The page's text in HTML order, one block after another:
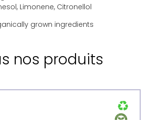
Limonene, Citronellol
grown ingredients
nos produits